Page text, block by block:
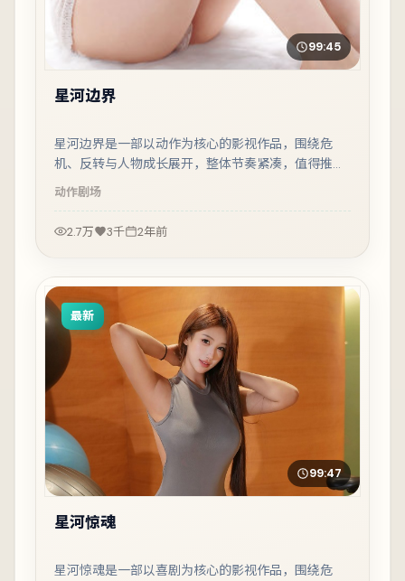
99:45
星河边界
星河边界是一部以动作为核心的影视作品，围绕危
机、反转与人物成长展开，整体节奏紧凑，值得推荐
观看。
动作剧场
2.7万 3千 2年前
最新
99:47
星河惊魂
星河惊魂是一部以喜剧为核心的影视作品，围绕危